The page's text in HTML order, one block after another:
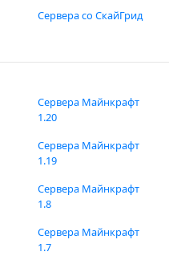
Сервера со СкайГрид
Сервера Майнкрафт
1.20
Сервера Майнкрафт
1.19
Сервера Майнкрафт
1.8
Сервера Майнкрафт
1.7